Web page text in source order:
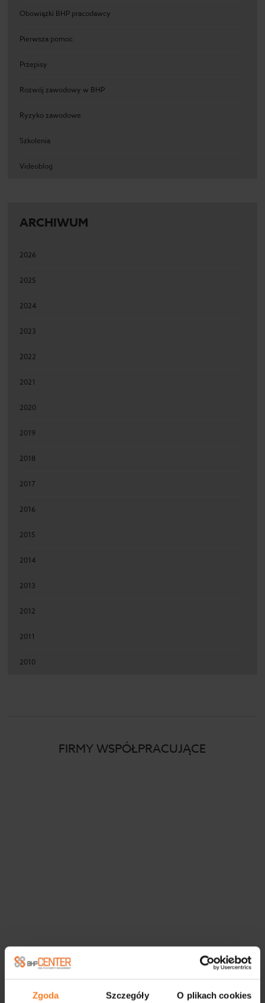
Zgoda Szczegóły O plikach cookies
Obowiązki BHP pracodawcy
Pierwsza pomoc
Przepisy
Rozwój zawodowy w BHP
Ryzyko zawodowe
Szkolenia
Videoblog
ARCHIWUM
2026
2025
2024
2023
2022
2021
2020
2019
2018
2017
2016
2015
2014
2013
2012
2011
2010
FIRMY WSPÓŁPRACUJĄCE